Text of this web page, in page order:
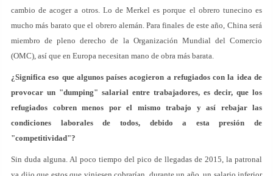
cambio de acoger a otros. Lo de Merkel es porque el obrero tunecino es
mucho más barato que el obrero alemán. Para finales de este año, China será
miembro de pleno derecho de la Organización Mundial del Comercio
(OMC), así que en Europa necesitan mano de obra más barata.
¿Significa eso que algunos países acogieron a refugiados con la idea de
provocar un "dumping" salarial entre trabajadores, es decir, que los
refugiados cobren menos por el mismo trabajo y así rebajar las
condiciones laborales de todos, debido a esta presión de
"competitividad"?
Sin duda alguna. Al poco tiempo del pico de llegadas de 2015, la patronal